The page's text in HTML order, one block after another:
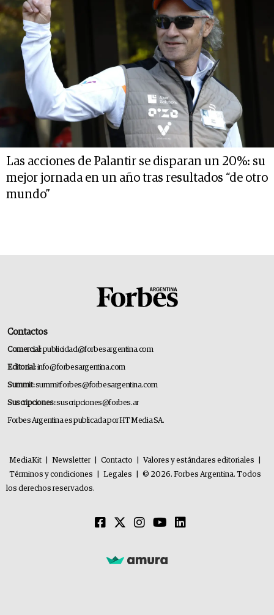
Las acciones de Palantir se disparan un 20%: su
mejor jornada en un año tras resultados “de otro
mundo”
Contactos
Comercial:publicidad@forbesargentina.com
Editorial:info@forbesargentina.com
Summit:summitforbes@forbesargentina.com
Suscripciones:suscripciones@forbes.ar
Forbes Argentina es publicada por HT Media SA.
MediaKit Newsletter Contacto Valores y estándares editoriales
Términos y condiciones
Legales
© 2026. Forbes Argentina. Todos
los derechos reservados.